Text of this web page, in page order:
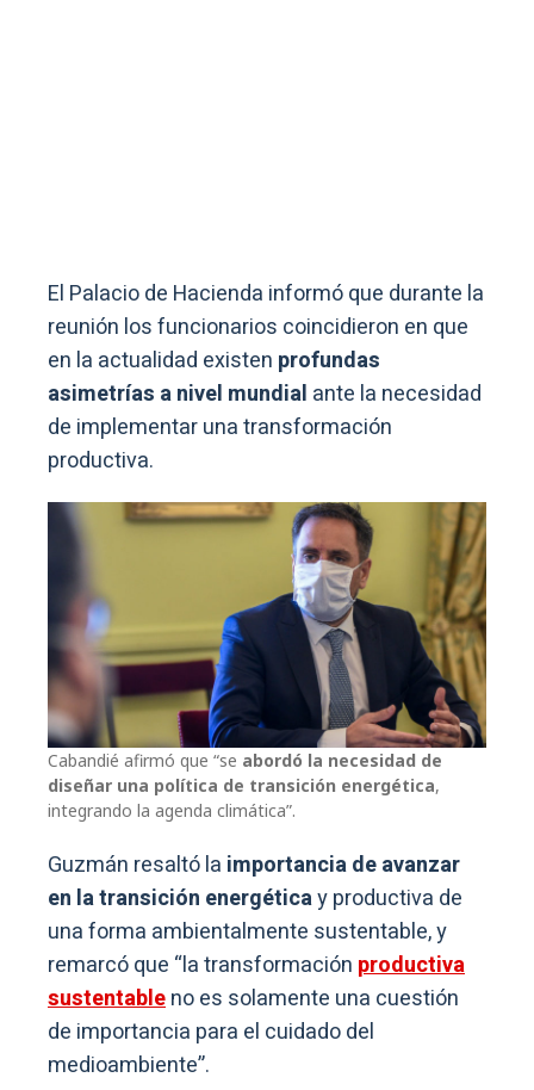
El Palacio de Hacienda informó que durante la
reunión los funcionarios coincidieron en que
en la actualidad existen profundas
asimetrías a nivel mundial ante la necesidad
de implementar una transformación
productiva.
Cabandié afirmó que “se abordó la necesidad de
diseñar una política de transición energética,
integrando la agenda climática”.
Guzmán resaltó la importancia de avanzar
en la transición energéticay productiva de
una forma ambientalmente sustentable, y
remarcó que “la transformación productiva
sustentableno es solamente una cuestión
de importancia para el cuidado del
medioambiente”.